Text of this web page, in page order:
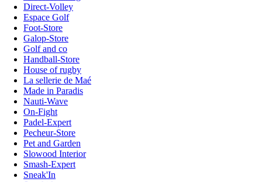
Direct-Volley
Espace Golf
Foot-Store
Galop-Store
Golf and co
Handball-Store
House of rugby
La sellerie de Maé
Made in Paradis
Nauti-Wave
On-Fight
Padel-Expert
Pecheur-Store
Pet and Garden
Slowood Interior
Smash-Expert
Sneak'In